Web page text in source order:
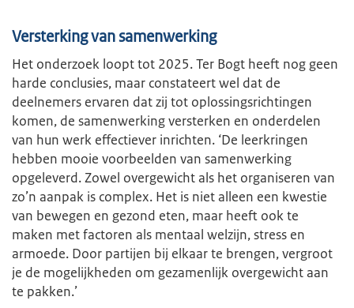
Versterking van samenwerking
Het onderzoek loopt tot 2025. Ter Bogt heeft nog geen
harde conclusies, maar constateert wel dat de
deelnemers ervaren dat zij tot oplossingsrichtingen
komen, de samenwerking versterken en onderdelen
van hun werk effectiever inrichten. ‘De leerkringen
hebben mooie voorbeelden van samenwerking
opgeleverd. Zowel overgewicht als het organiseren van
zo’n aanpak is complex. Het is niet alleen een kwestie
van bewegen en gezond eten, maar heeft ook te
maken met factoren als mentaal welzijn, stress en
armoede. Door partijen bij elkaar te brengen, vergroot
je de mogelijkheden om gezamenlijk overgewicht aan
te pakken.’